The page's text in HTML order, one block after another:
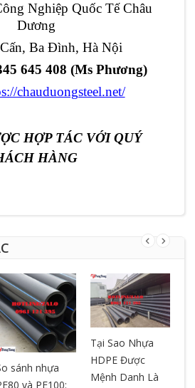
Nghiệp Quốc Tế Châu
Dương
Ba Đình, Hà Nội
645 408 (Ms Phương)
chauduongsteel.net/
HỢP TÁC VỚI QUÝ
HÀNG
sánh nhựa
và PE100:
Tại Sao Nhựa
HDPE Được
Mệnh Danh Là